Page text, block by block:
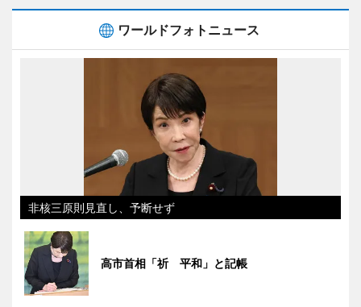
ワールドフォトニュース
非核三原則見直し、予断せず
高市首相「祈 平和」と記帳